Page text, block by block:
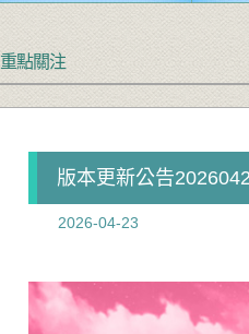
重點關注
版本更新公告
2026-04-23